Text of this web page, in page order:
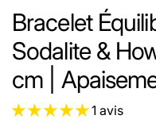
Bracelet
Sodalite &
cm |
1 avis